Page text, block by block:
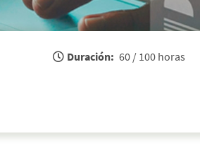
Duración: 60 / 100 horas